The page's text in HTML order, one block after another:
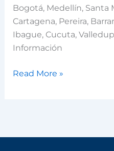
Bogotá, Medellín, Santa
Cartagena, Pereira,
Ibague, Cucuta,
Información
Read More »